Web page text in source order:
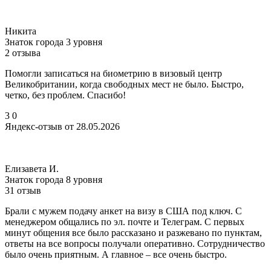
Никита
Знаток города 3 уровня
2 отзыва
Помогли записаться на биометрию в визовый центр
Великобритании, когда свободных мест не было. Быстро,
четко, без проблем. Спасибо!
3 0
Яндекс-отзыв от 28.05.2026
Елизавета И.
Знаток города 8 уровня
31 отзыв
Брали с мужем подачу анкет на визу в США под ключ. С
менеджером общались по эл. почте и Телеграм. С первых
минут общения все было рассказано и разжевано по пунктам,
ответы на все вопросы получали оперативно. Сотрудничество
было очень приятным. А главное – все очень быстро.